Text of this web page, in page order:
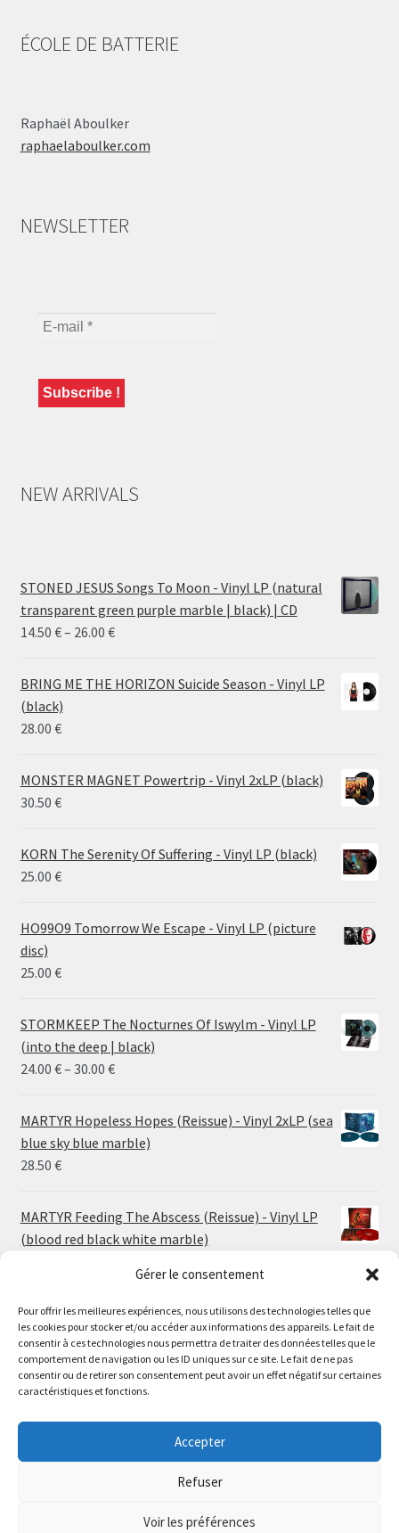
Gérer le consentement
Pour offrir les meilleures expériences, nous utilisons des technologies telles que
les cookies pour stocker et/ou accéder aux informations des appareils. Le fait de
consentir à ces technologies nous permettra de traiter des données telles que le
comportement de navigation ou les ID uniques sur ce site. Le fait de ne pas
consentir ou de retirer son consentement peut avoir un effet négatif sur certaines
caractéristiques et fonctions.
Accepter
Refuser
Voir les préférences
Le magasin de Lyon sera fermé du 30 juillet au 17 août
inclus. Les commandes seront expédiées à partir du 18
The physical record shop will be closed from july 30th to
august 17th included. Online orders will start shipping on
august 18th.
ÉCOLE DE BATTERIE
Raphaël Aboulker
raphaelaboulker.com
NEWSLETTER
NEW ARRIVALS
STONED JESUS Songs To Moon - Vinyl LP (natural
transparent green purple marble | black) | CD
14.50 €– 26.00 €Price
14.50 €
BRING ME THE HORIZON Suicide Season - Vinyl LP
(black)
28.00 €
MONSTER MAGNET Powertrip - Vinyl 2xLP (black)
30.50 €
KORN The Serenity Of Suffering - Vinyl LP (black)
25.00 €
HO99O9 Tomorrow We Escape - Vinyl LP (picture
disc)
25.00 €
STORMKEEP The Nocturnes Of Iswylm - Vinyl LP
(into the deep | black)
24.00 €– 30.00 €Price
24.00 €
through
MARTYR Hopeless Hopes (Reissue) - Vinyl 2xLP (sea
blue sky blue marble)
28.50 €
MARTYR Feeding The Abscess (Reissue) - Vinyl LP
(blood red black white marble)
MARTYR Warp Zone (Reissue) - Vinyl LP (swamp
green orange marble)
23.00€